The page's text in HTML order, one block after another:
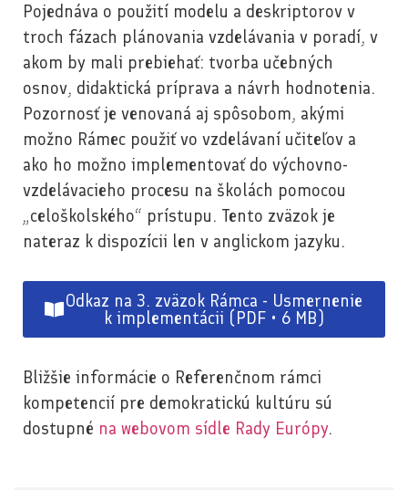
Pojednáva o použití modelu a deskriptorov v
troch fázach plánovania vzdelávania v poradí, v
akom by mali prebiehať: tvorba učebných
osnov, didaktická príprava a návrh hodnotenia.
Pozornosť je venovaná aj spôsobom, akými
možno Rámec použiť vo vzdelávaní učiteľov a
ako ho možno implementovať do výchovno-
vzdelávacieho procesu na školách pomocou
„celoškolského“ prístupu. Tento zväzok je
nateraz k dispozícii len v anglickom jazyku.
Odkaz na 3. zväzok Rámca - Usmernenie
k implementácii (PDF • 6 MB)
Bližšie informácie o Referenčnom rámci
kompetencií pre demokratickú kultúru sú
dostupné na webovom sídle Rady Európy.